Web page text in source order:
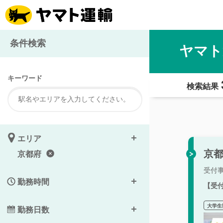
ヤマ
検索結果
京
受付
【
大学
条件検索
キーワード
エリア
京都府
勤務時間
勤務日数